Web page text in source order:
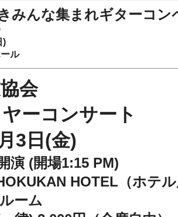
みんな集まれギターコン
)
ル
会
ーコンサート
3日(金)
演 (開場1:15 PM)
HOTEL（ホテ
ーム